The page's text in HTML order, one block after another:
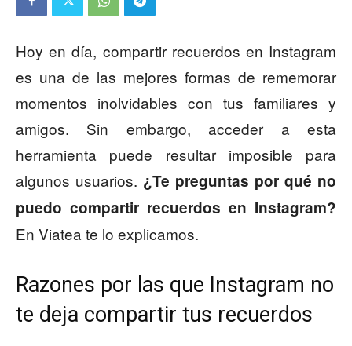
Hoy en día, compartir recuerdos en Instagram
es una de las mejores formas de rememorar
momentos inolvidables con tus familiares y
amigos. Sin embargo, acceder a esta
herramienta puede resultar imposible para
algunos usuarios. ¿Te preguntas por qué no
puedo compartir recuerdos en Instagram?
En Viatea te lo explicamos.
Razones por las que Instagram no
te deja compartir tus recuerdos